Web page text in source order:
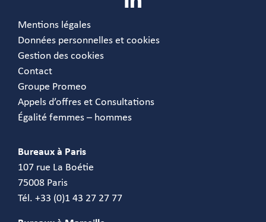
Mentions légales
Données personnelles et cookies
Gestion des cookies
Contact
Groupe Promeo
Appels d’offres et Consultations
Égalité femmes – hommes
Bureaux à Paris
107 rue La Boétie
75008 Paris
Tél. +33 (0)1 43 27 27 77